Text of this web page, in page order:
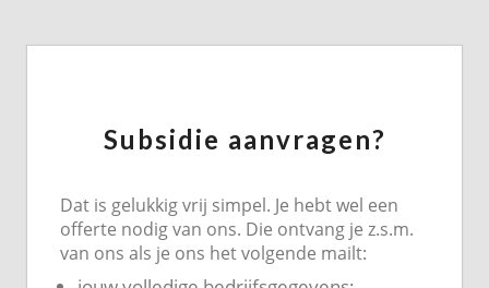
Subsidie aanvragen?
Dat is gelukkig vrij simpel. Je hebt wel een
offerte nodig van ons. Die ontvang je z.s.m.
van ons als je ons het volgende mailt: